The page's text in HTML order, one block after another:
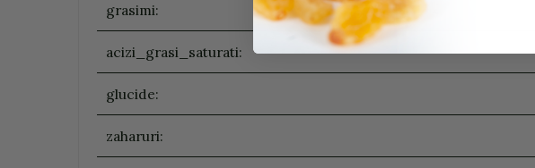
grasimi:
acizi_grasi_saturati:
glucide:
zaharuri: